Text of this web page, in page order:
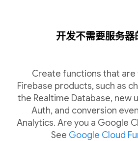
开发不需要服务器
Create functions that
Firebase products, such as
the Realtime Database, new
Auth, and conversion
Analytics. Are you a Google
See Google Cloud